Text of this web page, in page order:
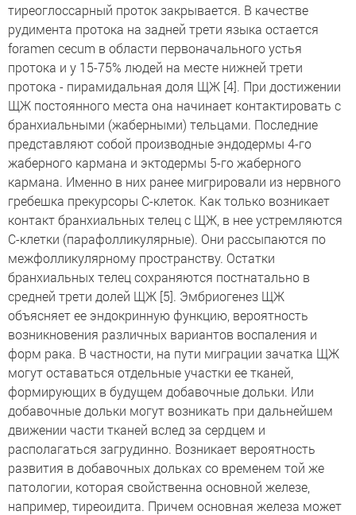
тиреоглоссарный проток закрывается. В качестве
рудимента протока на задней трети языка остается
foramen cecum в области первоначального устья
протока и у 15-75% людей на месте нижней трети
протока - пирамидальная доля ЩЖ [4]. При достижении
ЩЖ постоянного места она начинает контактировать с
бранхиальными (жаберными) тельцами. Последние
представляют собой производные эндодермы 4-го
жаберного кармана и эктодермы 5-го жаберного
кармана. Именно в них ранее мигрировали из нервного
гребешка прекурсоры С-клеток. Как только возникает
контакт бранхиальных телец с ЩЖ, в нее устремляются
С-клетки (парафолликулярные). Они рассыпаются по
межфолликулярному пространству. Остатки
бранхиальных телец сохраняются постнатально в
средней трети долей ЩЖ [5]. Эмбриогенез ЩЖ
объясняет ее эндокринную функцию, вероятность
возникновения различных вариантов воспаления и
форм рака. В частности, на пути миграции зачатка ЩЖ
могут оставаться отдельные участки ее тканей,
формирующих в будущем добавочные дольки. Или
добавочные дольки могут возникать при дальнейшем
движении части тканей вслед за сердцем и
располагаться загрудинно. Возникает вероятность
развития в добавочных дольках со временем той же
патологии, которая свойственна основной железе,
например, тиреоидита. Причем основная железа может